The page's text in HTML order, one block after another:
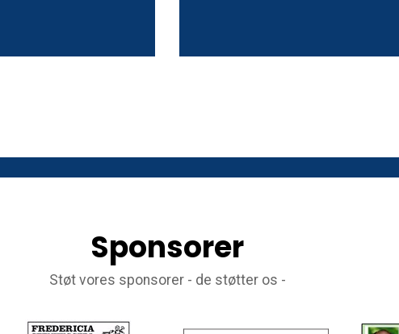
Sponsorer
Støt vores sponsorer - de støtter os -